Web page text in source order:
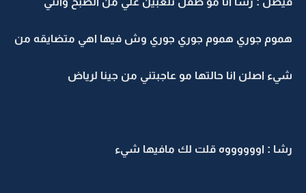
هموم جوري هموم جوري جوري وش فيها اهي متضايقه من
شيء اصلن انا حالتها مو عاجبتني من جينا لرياض
رشا : اووووووه قلت لك مافيها شيء